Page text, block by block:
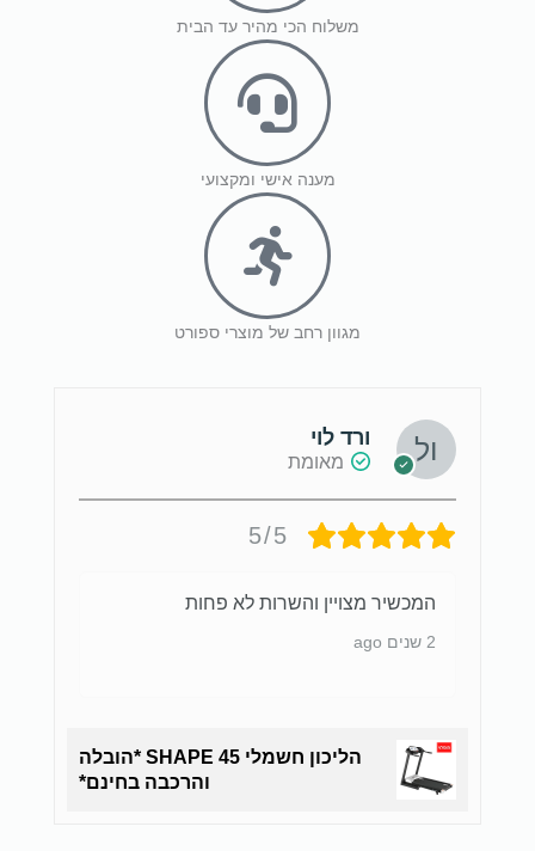
משלוח הכי מהיר עד הבית
מענה אישי ומקצועי
מגוון רחב של מוצרי ספורט
ורד לוי
מאומת
5/5
המכשיר מצויין והשרות לא פחות
2 שנים ago
הליכון חשמלי SHAPE 45 *הובלה
והרכבה בחינם*